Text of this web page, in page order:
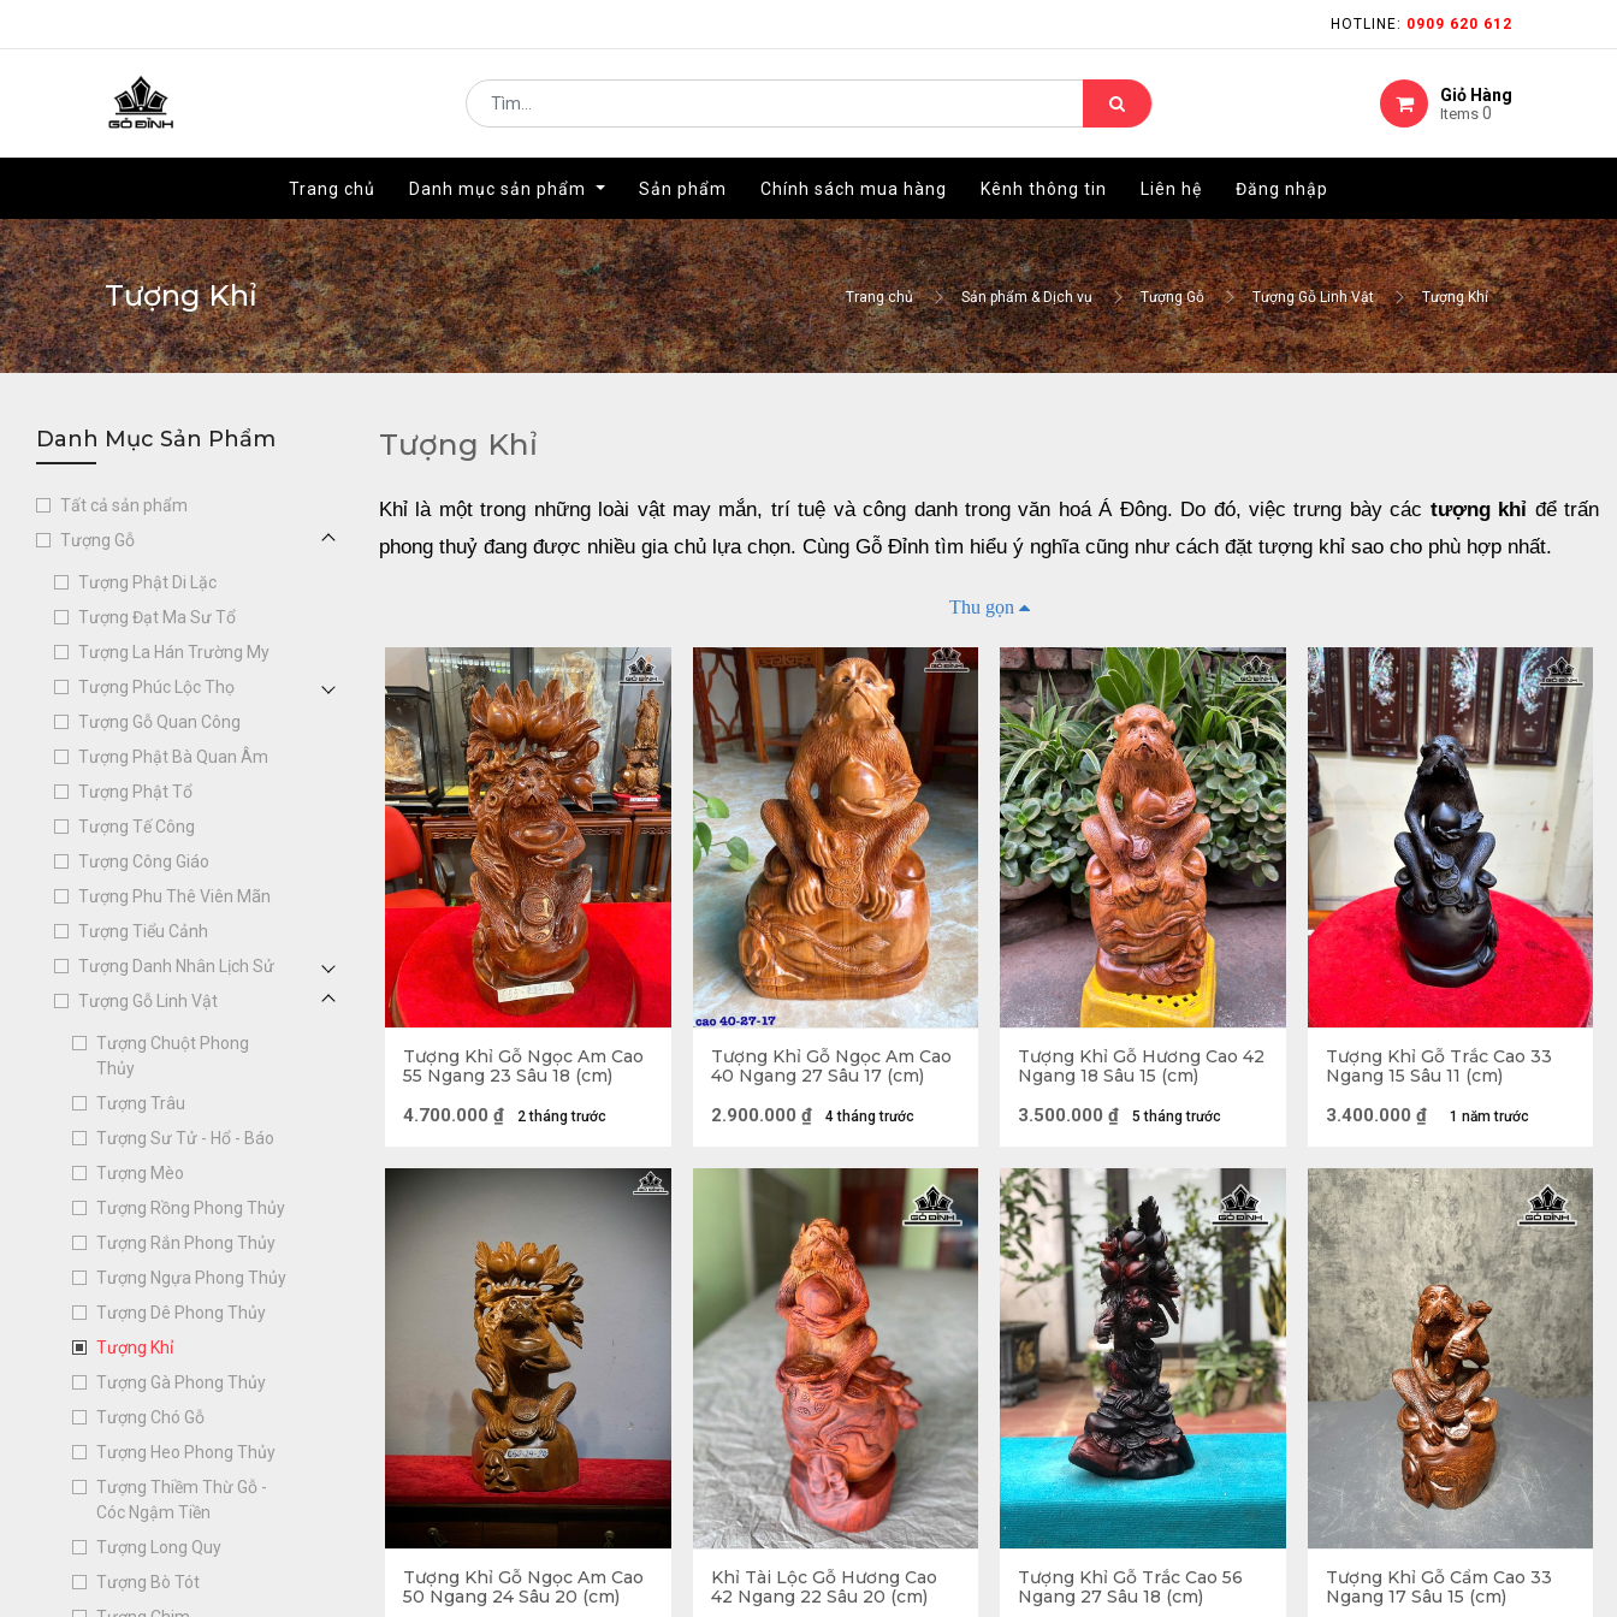
HOTLINE: 0909 620 612
Giỏ Hàng
Items 0
Trang chủ Danh mục sản phẩm Sản phẩm Chính sách mua hàng Kênh thông tin Liên hệ Đăng nhập
HOTLINE: 0909 620 612
Giỏ Hàng
Items 0
Trang chủ Danh mục sản phẩm Sản phẩm Chính sách mua hàng Kênh thông tin Liên hệ Đăng nhập
Tượng Khỉ Trang chủ Sản phẩm & Dịch vụ Tượng Gỗ Tượng Gỗ Linh Vật Tượng Khỉ
Danh Mục Sản Phẩm
Tất cả sản phẩm
Tượng Gỗ
Tượng Phật Di Lặc
Tượng Đạt Ma Sư Tổ
Tượng La Hán Trường My
Tượng Phúc Lộc Thọ
Tượng Gỗ Quan Công
Tượng Phật Bà Quan Âm
Tượng Phật Tổ
Tượng Tế Công
Tượng Công Giáo
Tượng Phu Thê Viên Mãn
Tượng Tiểu Cảnh
Tượng Danh Nhân Lịch Sử
Tượng Gỗ Linh Vật
Tượng Chuột Phong
Thủy
Tượng Trâu
Tượng Sư Tử - Hổ - Báo
Tượng Mèo
Tượng Rồng Phong Thủy
Tượng Rắn Phong Thủy
Tượng Ngựa Phong Thủy
Tượng Dê Phong Thủy
Tượng Khỉ
Tượng Gà Phong Thủy
Tượng Chó Gỗ
Tượng Heo Phong Thủy
Tượng Thiềm Thừ Gỗ -
Cóc Ngậm Tiền
Tượng Long Quy
Tượng Bò Tót
Tượng Khỉ
Khỉ là một trong những loài vật may mắn, trí tuệ và công danh trong văn hoá Á Đông. Do đó, việc trưng bày các tượng khỉ để trấn
phong thuỷ đang được nhiều gia chủ lựa chọn. Cùng Gỗ Đỉnh tìm hiểu ý nghĩa cũng như cách đặt tượng khỉ sao cho phù hợp nhất.
Ngoài việc thuộc 12 con giáp trong lịch Can Chi hình tượng con khỉ trong dân gian và khoa học vẫn có ý nghĩa nhất định. Dưới đây là
những ý nghĩa của tượng khỉ cho bạn đọc tham khảo:
Tượng khỉ thể hiện may mắn trong công danh, sự nghiệp
Từ “Hầu” của con khỉ đồng âm với từ “hầu” trong phong kiến và theo bộ máy triều đại xưa thì “Hầu” chỉ đứng sau “Vương”, “Đế”. Do đó,
có thể nói trừ hoàng tộc ra, chức tước này có địa vị và quyền lực rất lớn.
Cũng bởi vậy, “phong hầu” nặng hơn “Phong tước” là vì vậy nên tượng hình con khỉ mang ý nghĩa lớn về công danh, sự nghiệp thăng
hoa cũng như địa vị trong xã hội.
không gian, ý nghĩa của tượng con khỉ này đã được công nhận.
Thu gọn
Tượng Khỉ Gỗ Ngọc Am Cao
55 Ngang 23 Sâu 18 (cm)
2 tháng trước
4.700.000 ₫
Tượng Khỉ Gỗ Ngọc Am Cao
40 Ngang 27 Sâu 17 (cm)
4 tháng trước
2.900.000 ₫
Tượng Khỉ Gỗ Hương Cao 42
Ngang 18 Sâu 15 (cm)
5 tháng trước
3.500.000 ₫
Tượng Khỉ Gỗ Trắc Cao 33
Ngang 15 Sâu 11 (cm)
1 năm trước
3.400.000 ₫
Tượng Khỉ Gỗ Ngọc Am Cao
50 Ngang 24 Sâu 20 (cm)
Khỉ Tài Lộc Gỗ Hương Cao
42 Ngang 22 Sâu 20 (cm)
Tượng Khỉ Gỗ Trắc Cao 56
Ngang 27 Sâu 18 (cm)
Tượng Khỉ Gỗ Cẩm Cao 33
Ngang 17 Sâu 15 (cm)